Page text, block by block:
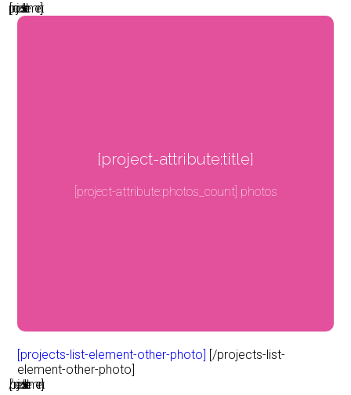
[projects-list-element]
[project-attribute:title]
[project-attribute:photos_count] photos
[projects-list-element-other-photo]
[/projects-list-
element-other-photo]
[/projects-list-element]